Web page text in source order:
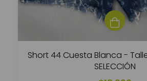
Short 44 Cuesta Blanca - Talle
SELECCIÓN